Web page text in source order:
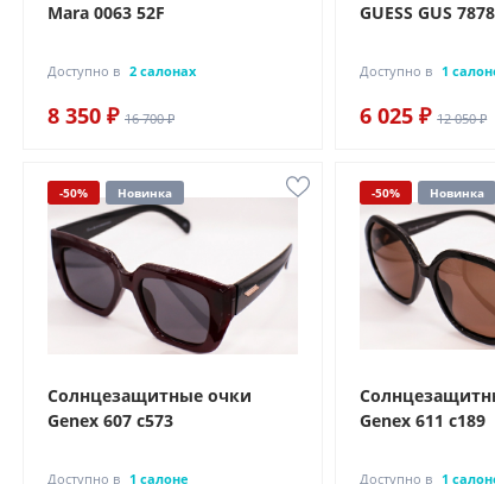
Mara 0063 52F
Доступно в 2 салонах
8 350 ₽ 16 700 ₽
GUESS GUS
Доступно в 1
6 025 ₽ 12 050 ₽
-50% Новинка
Солнцезащитные очки
Genex 607 с573
Доступно в 1 салоне
-50% Новинка
Genex 611 с189
Доступно в 1